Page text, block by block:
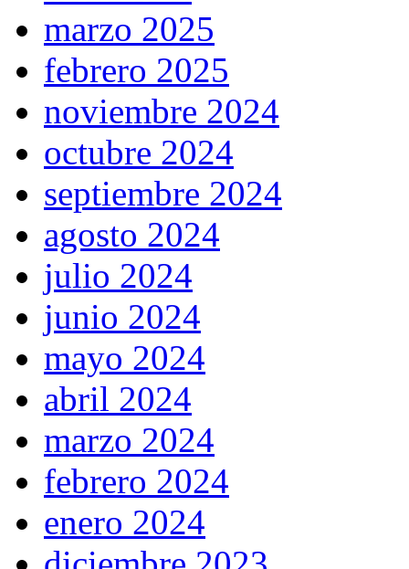
marzo 2025
febrero 2025
noviembre 2024
octubre 2024
septiembre 2024
agosto 2024
julio 2024
junio 2024
mayo 2024
abril 2024
marzo 2024
febrero 2024
enero 2024